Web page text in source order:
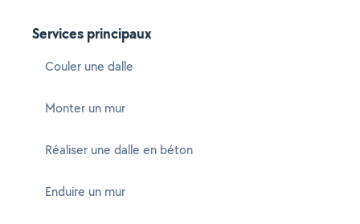
Services principaux
Couler une dalle
Monter un mur
Réaliser une dalle en béton
Enduire un mur